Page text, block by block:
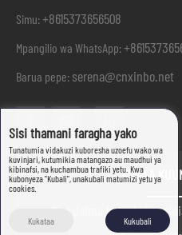
Simu:+8615373656508
Mpangilio wa WhatsApp:
Barua pepe: serena@cnxinbo.net
KUKAA
Sisi daima hapa
Sisi thamani faragha yako
Tunatumia vidakuzi kuboresha uzoefu wako wa
kuvinjari, kutumikia matangazo au maudhui ya
kibinafsi, na kuchambua trafiki yetu. Kwa
kubonyeza "Kubali", unakubali matumizi yetu ya
cookies.
Kukataa Kukubali